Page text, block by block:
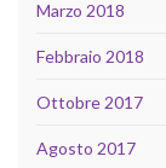
Marzo 2018
Febbraio 2018
Ottobre 2017
Agosto 2017